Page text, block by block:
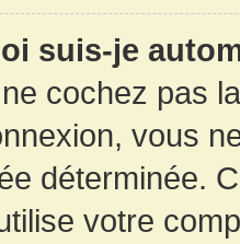
suis-je
cochez pas
vous
déterminée.
votre